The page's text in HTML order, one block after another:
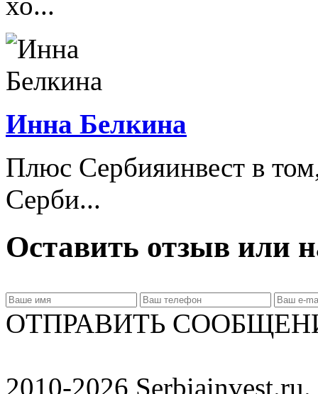
Инна Белкина
Плюс Сербияинвест в
Серби...
Оставить отзыв или
ОТПРАВИТЬ
2010-2026